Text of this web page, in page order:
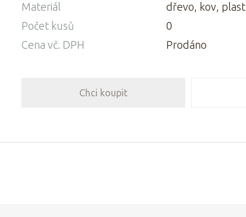
Materiál
dřevo, kov, plast
Počet kusů
0
Cena vč. DPH
Prodáno
Chci koupit